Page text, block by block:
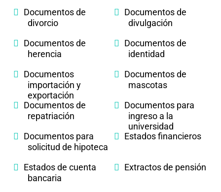
Documentos de
divorcio
Documentos de
divulgación
Documentos de
herencia
Documentos de
identidad
Documentos
importación y
exportación
Documentos de
mascotas
Documentos de
repatriación
Documentos para
ingreso a la
universidad
Documentos para
solicitud de hipoteca
Estados financieros
Estados de cuenta
bancaria
Extractos de pensión